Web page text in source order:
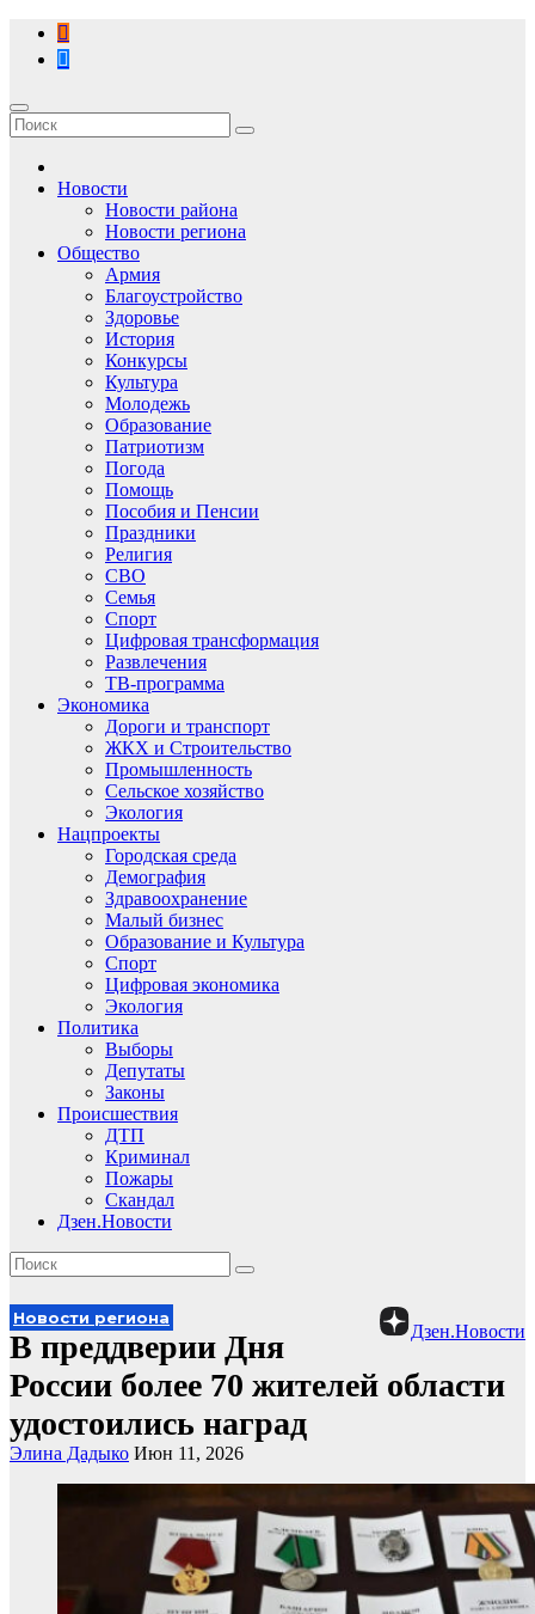
Перейти
содержимому
Новости
Новости района
Новости региона
Общество
Армия
Благоустройство
Здоровье
История
Конкурсы
Культура
Молодежь
Образование
Патриотизм
Погода
Помощь
Пособия и Пенсии
Праздники
Религия
СВО
Семья
Спорт
Цифровая трансформация
Развлечения
ТВ-программа
Экономика
Дороги и транспорт
ЖКХ и Строительство
Промышленность
Сельское хозяйство
Экология
Нацпроекты
Городская среда
Демография
Здравоохранение
Малый бизнес
Образование и Культура
Спорт
Цифровая экономика
Экология
Политика
Выборы
Депутаты
Законы
Происшествия
ДТП
Криминал
Пожары
Скандал
Дзен.Новости
Дзен.Новости
Новости региона
В преддверии Дня
России более 70 жителей области
удостоились наград
Элина Дадыко Июн 11, 2026